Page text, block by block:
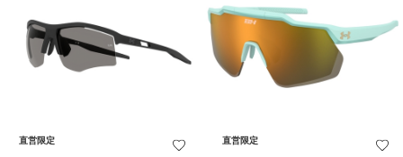
直営限定 直営限定